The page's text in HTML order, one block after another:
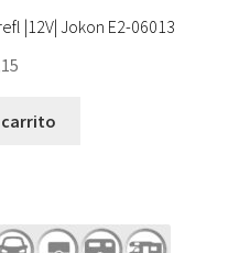
|12V| Jokon E2-06013
carrito